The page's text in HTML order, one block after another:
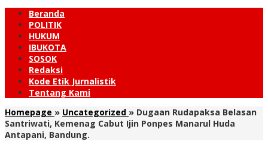
Beranda
POLITIK
HUKUM
IBUKOTA
SOSOK
Redaksi
Kode Etik Jurnalistik
Tentang Kami
Homepage » Uncategorized » Dugaan Rudapaksa Belasan
Santriwati, Kemenag Cabut Ijin Ponpes Manarul Huda
Antapani, Bandung.